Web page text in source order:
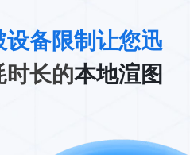
设备限制让您迅
时长的本地渲图